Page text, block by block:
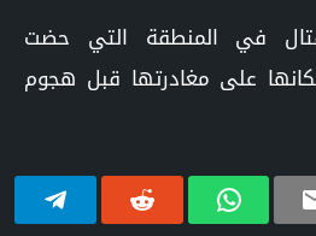
في المنطقة التي حضت
على مغادرتها قبل هجوم